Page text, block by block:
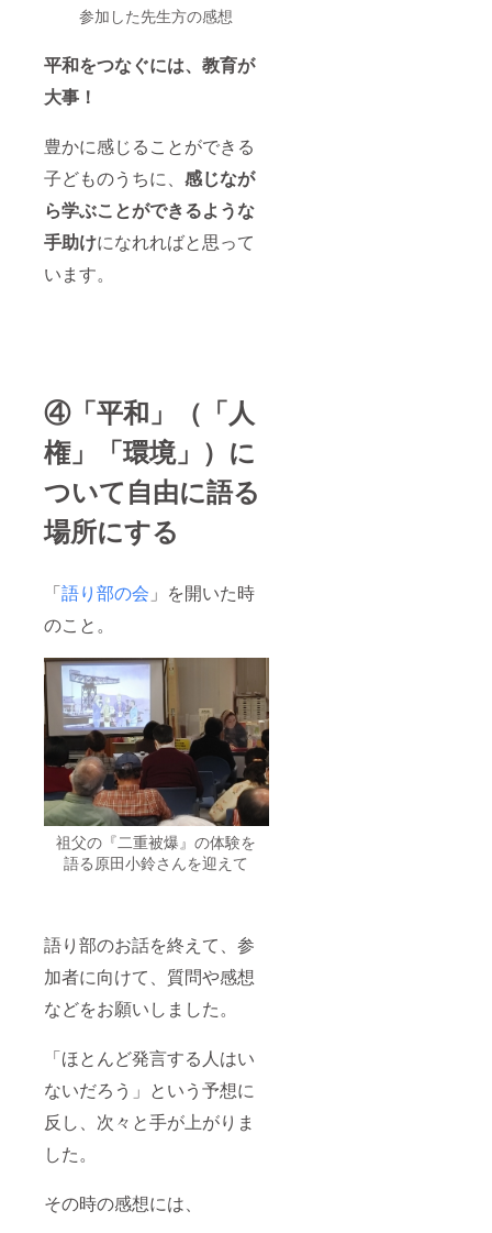
参加した先生方の感想
平和をつなぐには、教育が
大事！
豊かに感じることができる
子どものうちに、 感じなが
ら学ぶことができるような
手助けになれればと思って
います。
④「平和」（「人
権」「環境」）に
ついて自由に語る
場所にする
「語り部の会 」を開いた時
のこと。
祖父の『二重被爆』の体験を
語る原田小鈴さんを迎えて
語り部のお話を終えて、参
加者に向けて、質問や感想
などをお願いしました。
「ほとんど発言する人はい
ないだろう」という予想に
反し、次々と手が上がりま
した。
その時の感想には、